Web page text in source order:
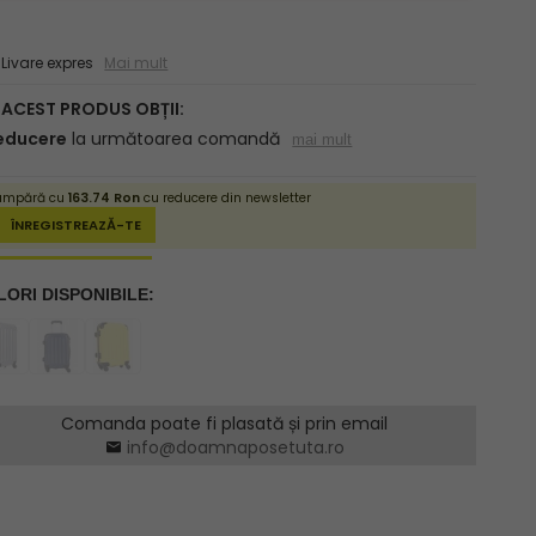
expres Mai mult
Comanda poate fi plasată și prin email
info@doamnaposetuta.ro